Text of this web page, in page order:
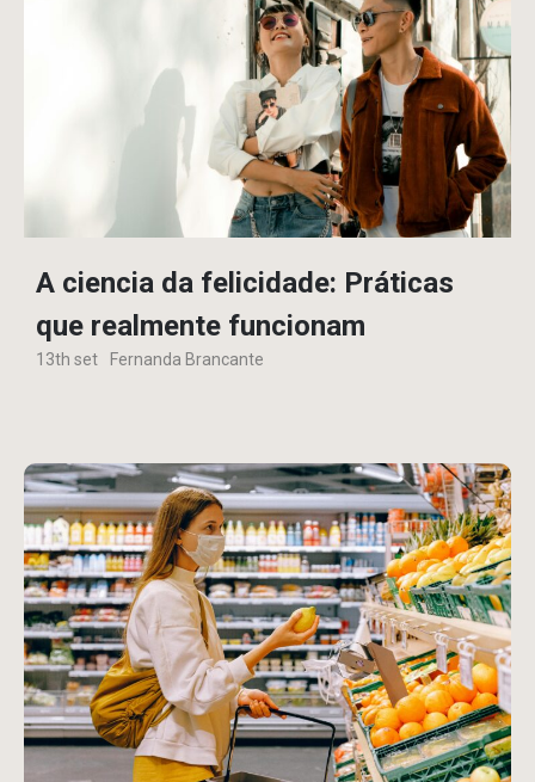
A ciencia da felicidade: Práticas
que realmente funcionam
13th set Fernanda Brancante